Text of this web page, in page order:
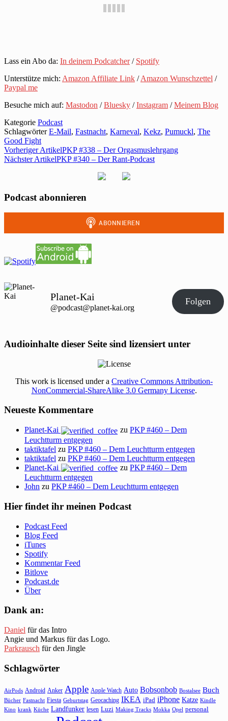
Lass ein Abo da: In deinem Podcatcher/ Spotify
Unterstütze mich: Amazon Affiliate Link /Amazon Wunschzettel /
Paypal me
Besuche mich auf: Mastodon /Bluesky /Instagram /Meinem Blog
Kategorie Podcast
SchlagwörterE-Mail, Fastnacht, Karneval, Kekz, Pumuckl, The
Good Fight
Vorheriger ArtikelPKP #338 – Der Orgasmuslehrgang
Nächster ArtikelPKP #340 – Der Rant-Podcast
Podcast abonnieren
Planet-Kai
@podcast@planet-kai.org
Folgen
Audioinhalte dieser Seite sind lizensiert unter
This work is licensed under a Creative Commons Attribution-
NonCommercial-ShareAlike 3.0 Germany License.
Neueste Kommentare
Planet-Kai zuPKP #460 – Dem
Leuchtturm entgegen
taktiktafel zu PKP #460 – Dem Leuchtturm entgegen
taktiktafel zu PKP #460 – Dem Leuchtturm entgegen
Planet-Kai
zuPKP #460 – Dem
Leuchtturm entgegen
John zu PKP #460 – Dem Leuchtturm entgegen
Hier findet ihr meinen Podcast
Podcast Feed
Blog Feed
iTunes
Spotify
Kommentar Feed
Bitlove
Podcast.de
Über
Dank an:
Daniel für das Intro
Angie und Markus für das Logo.
Parkrausch für den Jingle
Schlagwörter
AirPods Android Anker Apple Apple Watch Auto Bobsonbob Bostalsee Buch
Bücher Fastnacht Fiesta Geburtstag Geocaching IKEA iPad iPhone Katze Kindle
Kino krank Küche Landfunker lesen Luzi Making Tracks Mokka Opel personal